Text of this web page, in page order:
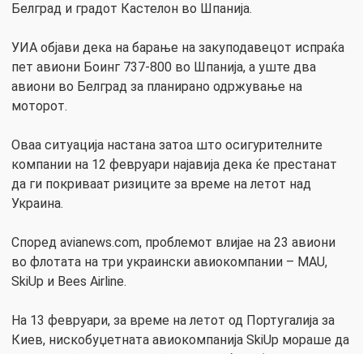
Белград и градот Кастелон во Шпанија.
УИА објави дека на барање на закуподавецот испраќа
пет авиони Боинг 737-800 во Шпанија, а уште два
авиони во Белград за планирано одржување на
моторот.
Оваа ситуација настана затоа што осигурителните
компании на 12 февруари најавија дека ќе престанат
да ги покриваат ризиците за време на летот над
Украина.
Според avianews.com, проблемот влијае на 23 авиони
во флотата на три украински авиокомпании – MAU,
SkiUp и Bees Airline.
На 13 февруари, за време на летот од Португалија за
Киев, нискобуџетната авиокомпанија SkiUp мораше да